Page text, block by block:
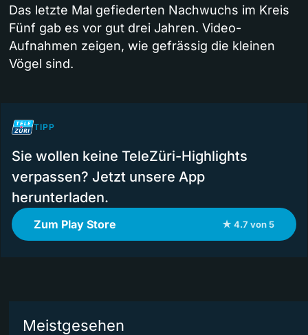
Das letzte Mal gefiederten Nachwuchs im Kreis
Fünf gab es vor gut drei Jahren. Video-
Aufnahmen zeigen, wie gefrässig die kleinen
Vögel sind.
TIPP
Sie wollen keine TeleZüri-Highlights
verpassen? Jetzt unsere App
herunterladen.
Zum Play Store ★ 4.7 von 5
Meistgesehen